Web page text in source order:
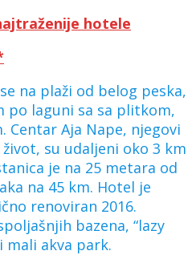
hotele
na plaži od belog peska,
po laguni sa sa plitkom,
Aja Nape, njegovi
su udaljeni oko 3 km
je na 25 metara od
na 45 km. Hotel je
renoviran 2016.
bazena, “lazy
mali akva park.